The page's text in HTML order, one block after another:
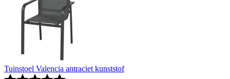
Tuinstoel Valencia antraciet kunststof